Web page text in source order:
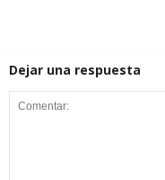
Dejar una respuesta